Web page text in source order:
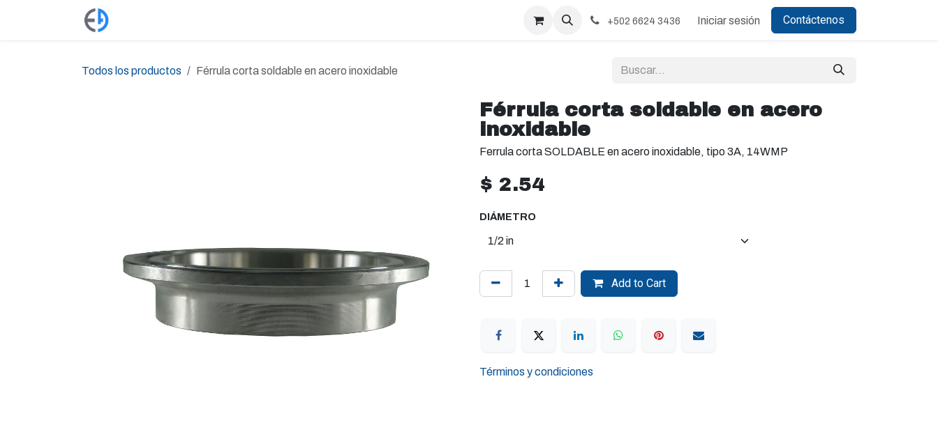
+502 6624 3436 Iniciar sesión Contáctenos
Todos los productos Férrula corta soldable en acero inoxidable
Férrula corta soldable en acero
inoxidable
Ferrula corta SOLDABLE en acero inoxidable, tipo 3A, 14WMP
$ 2.54
DIÁMETRO
Add to Cart
Términos y condiciones